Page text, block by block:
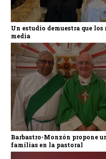
Un estudio demuestra que
media
Barbastro-Monzón propone
familias en la pastoral